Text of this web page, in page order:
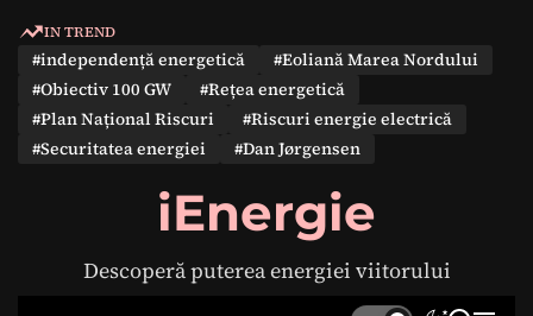
IN TREND
#independență energetică
#Eoliană Marea Nordului
#Obiectiv 100 GW
#Rețea energetică
#Plan Național Riscuri
#Riscuri energie electrică
#Securitatea energiei
#Dan Jørgensen
iEnergie
Descoperă puterea energiei viitorului